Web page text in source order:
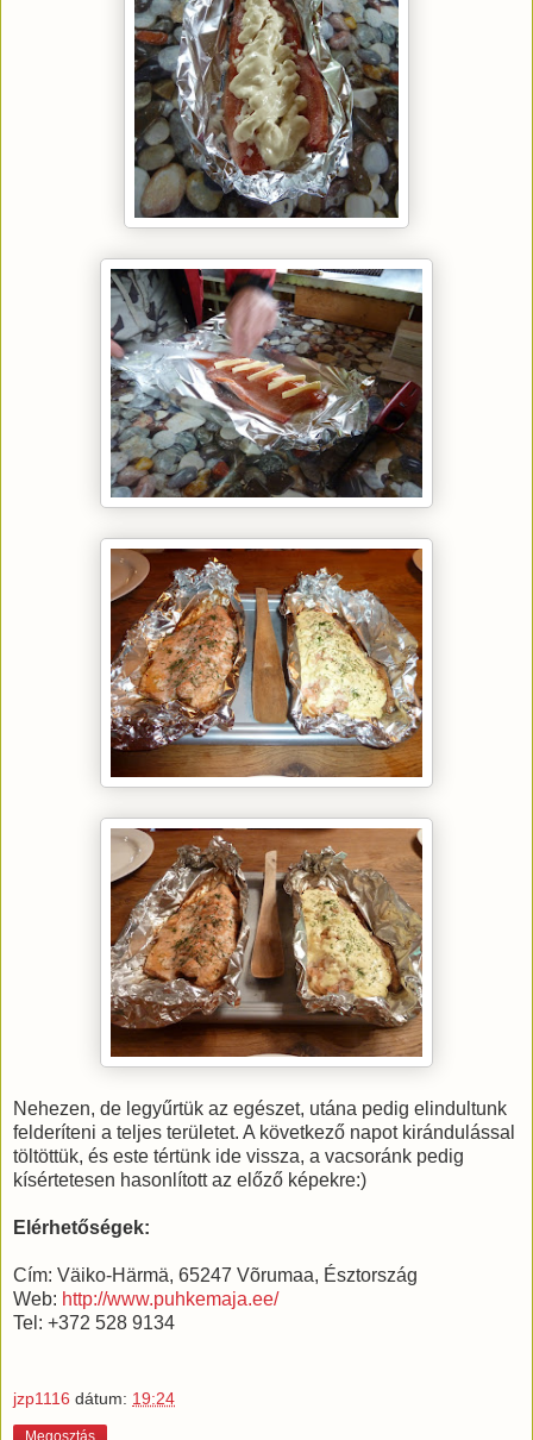
Nehezen, de legyűrtük az egészet, utána pedig elindultunk
felderíteni a teljes területet. A következő napot kirándulással
töltöttük, és este tértünk ide vissza, a vacsoránk pedig
kísértetesen hasonlított az előző képekre:)
Elérhetőségek:
Cím: Väiko-Härmä, 65247 Võrumaa, Észtország
Web: http://www.puhkemaja.ee/
Tel: +372 528 9134
jzp1116 dátum: 19:24
Megosztás